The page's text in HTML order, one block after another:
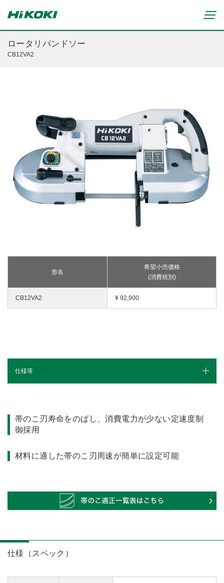
締付け・穴あけ(コードレス)
研削(コードレス)
研磨(コードレス)
ブロワ(コードレス)
クリーナー・集じん(コードレス)
切断・圧着(コードレス)
研磨
集じん
研削・研磨
清掃・吹き飛ばし
植木バリカン
芝刈機
刈払機・草刈機
チェンソー
ブロワ
水中ポンプ
締付け・穴あけ・ハツリ用
研削用
集じん・エアダスタ用
切断・曲げ・圧着用
重要なお知らせ
修理からのお知らせ
振動3軸合成値について
リチウムイオン電池互換一覧
Webカタログ
ロータリバンドソー
CB12VA2
形名
希望小売価格
(消費税別)
CB12VA2 ¥ 92,900
仕様等
別売部品
帯のこ刃寿命をのばし、消費電力が少ない定速度制
御採用
材料に適した帯のこ刃周速が簡単に設定可能
仕様（スペック）